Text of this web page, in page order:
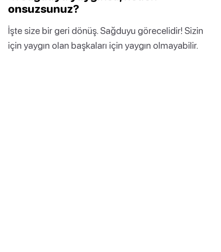
onsuzsunuz?
İşte size bir geri dönüş. Sağduyu görecelidir! Sizin
için yaygın olan başkaları için yaygın olmayabilir.